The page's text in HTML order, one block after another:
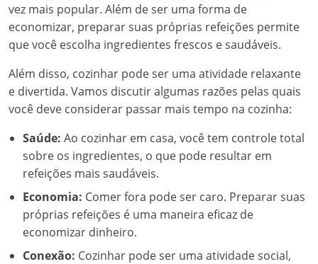
vez mais popular. Além de ser uma forma de
economizar, preparar suas próprias refeições permite
que você escolha ingredientes frescos e saudáveis.
Além disso, cozinhar pode ser uma atividade relaxante
e divertida. Vamos discutir algumas razões pelas quais
você deve considerar passar mais tempo na cozinha:
Saúde: Ao cozinhar em casa, você tem controle total
sobre os ingredientes, o que pode resultar em
refeições mais saudáveis.
Economia: Comer fora pode ser caro. Preparar suas
próprias refeições é uma maneira eficaz de
economizar dinheiro.
Conexão: Cozinhar pode ser uma atividade social,